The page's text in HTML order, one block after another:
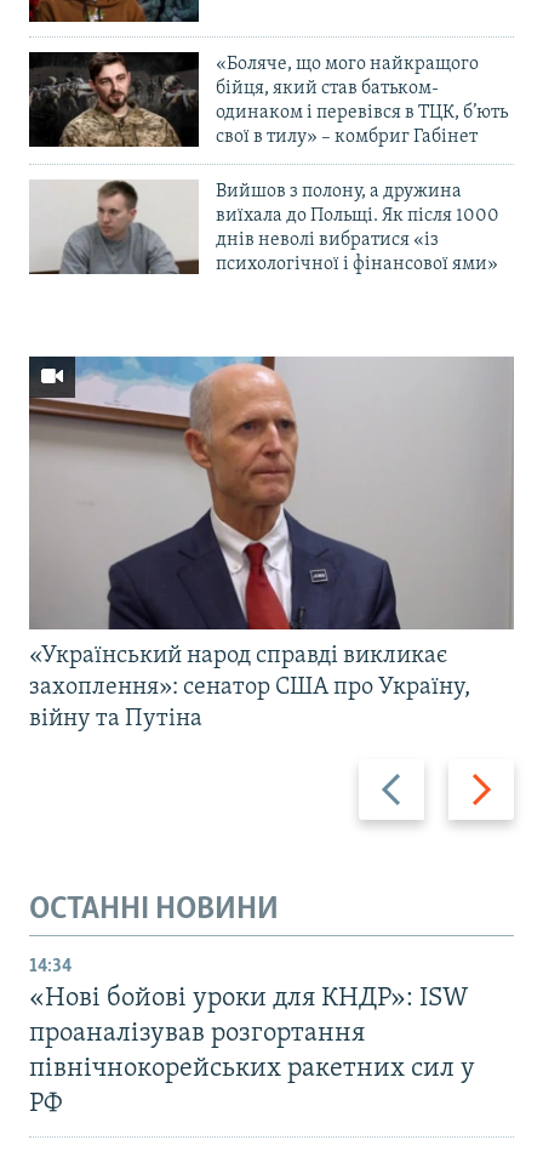
«Боляче, що мого найкращого
бійця, який став батьком-
одинаком і перевівся в ТЦК, б’ють
свої в тилу» – комбриг Габінет
Вийшов з полону, а дружина
виїхала до Польщі. Як після 1000
днів неволі вибратися «із
психологічної і фінансової ями»
Назад Вперед
«Український народ справді викликає
захоплення»: сенатор США про Україну,
війну та Путіна
ОСТАННІ НОВИНИ
14:34
«Нові бойові уроки для КНДР»: ISW
проаналізував розгортання
північнокорейських ракетних сил у
РФ